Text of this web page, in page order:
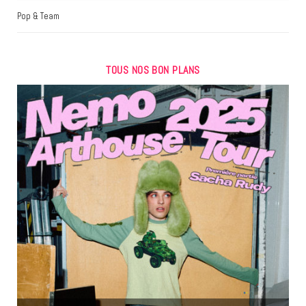
Pop & Team
TOUS NOS BON PLANS